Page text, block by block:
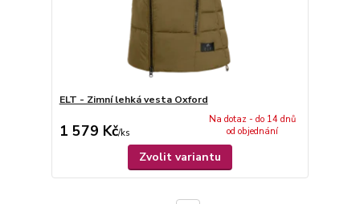
ELT - Zimní lehká vesta Oxford
1 579 Kč/ks
Na dotaz - do 14 dnů
od objednání
Zvolit variantu